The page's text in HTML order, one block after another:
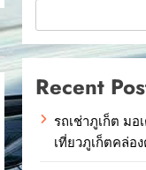
Recent
รถเช่าภูเก็ต มอ
เที่ยวภูเก็ตคล่อ